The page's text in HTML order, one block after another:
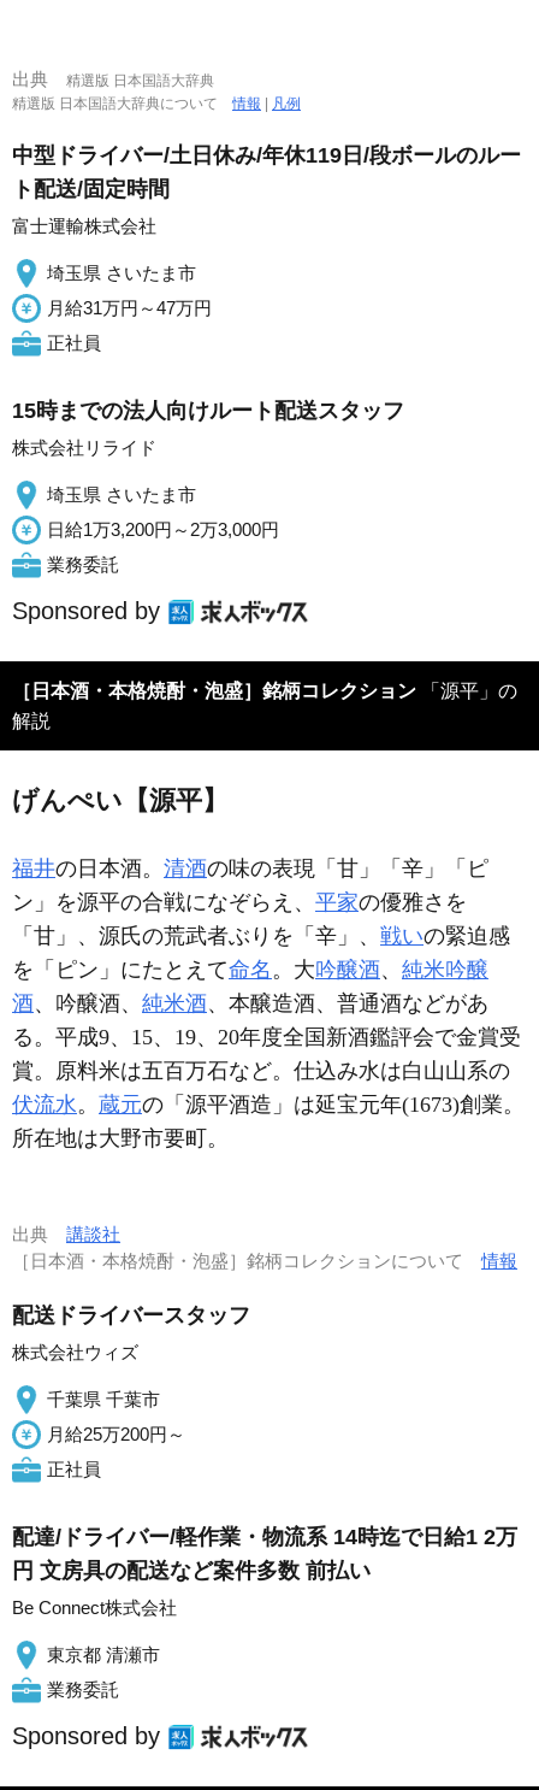
出典
精選版 日本国語大辞典
精選版 日本国語大辞典について情報 凡例
中型ドライバー/土日休み/年休119日/段ボールのルー
ト配送/固定時間
富士運輸株式会社
埼玉県 さいたま市
月給31万円～47万円
正社員
15時までの法人向けルート配送スタッフ
株式会社リライド
埼玉県 さいたま市
日給1万3,200円～2万3,000円
業務委託
Sponsored by
［日本酒・本格焼酎・泡盛］銘柄コレクション
解説
げんぺい【源平】
福井の日本酒。 清酒の味の表現「甘」「辛」「ピ
ン」を源平の合戦になぞらえ、 平家の優雅さを
「甘」、源氏の荒武者ぶりを「辛」、 戦いの緊迫感
を「ピン」にたとえて命名 。大吟醸酒、 純米吟醸
酒、吟醸酒、 純米酒、本醸造酒、普通酒などがあ
る。平成9、15、19、20年度全国新酒鑑評会で金賞受
賞。原料米は五百万石など。仕込み水は白山山系の
伏流水。 蔵元の「源平酒造」は延宝元年(1673)創業。
所在地は大野市要町。
出典 講談社
［日本酒・本格焼酎・泡盛］銘柄コレクションについて情報
配送ドライバースタッフ
株式会社ウィズ
千葉県 千葉市
月給25万200円～
正社員
配達/ドライバー/軽作業・物流系 14時迄で日給1 2万
円 文房具の配送など案件多数 前払い
Be Connect株式会社
東京都 清瀬市
業務委託
Sponsored by